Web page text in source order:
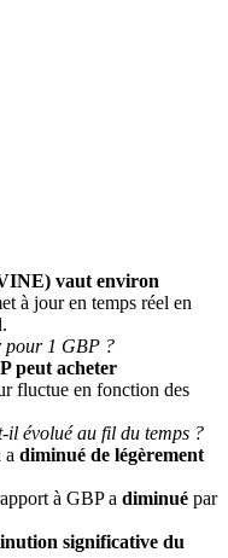
en espèces
vaut environ
à jour en temps réel en
pour 1 GBP ?
peut acheter
fluctue en fonction des
il évolué au fil du temps ?
a diminué de légèrement
à GBP a diminué par
significative du